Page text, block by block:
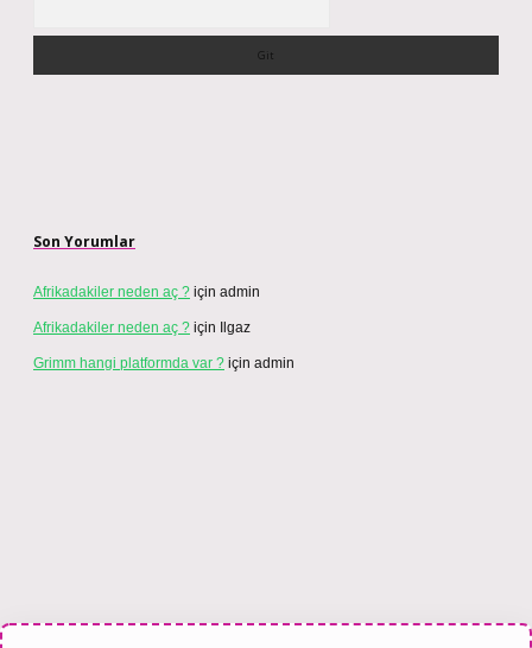
Son Yorumlar
Afrikadakiler neden aç ? için admin
Afrikadakiler neden aç ? için Ilgaz
Grimm hangi platformda var ? için admin